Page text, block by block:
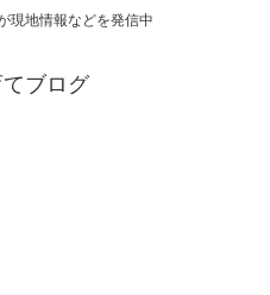
現地情報などを発信中
ブログ